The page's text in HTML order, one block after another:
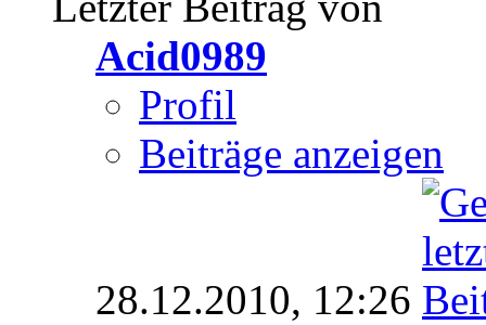
Acid0989
Profil
Beiträge anzeigen
28.12.2010, 12:26